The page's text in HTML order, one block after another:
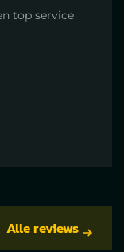
top service
Alle reviews